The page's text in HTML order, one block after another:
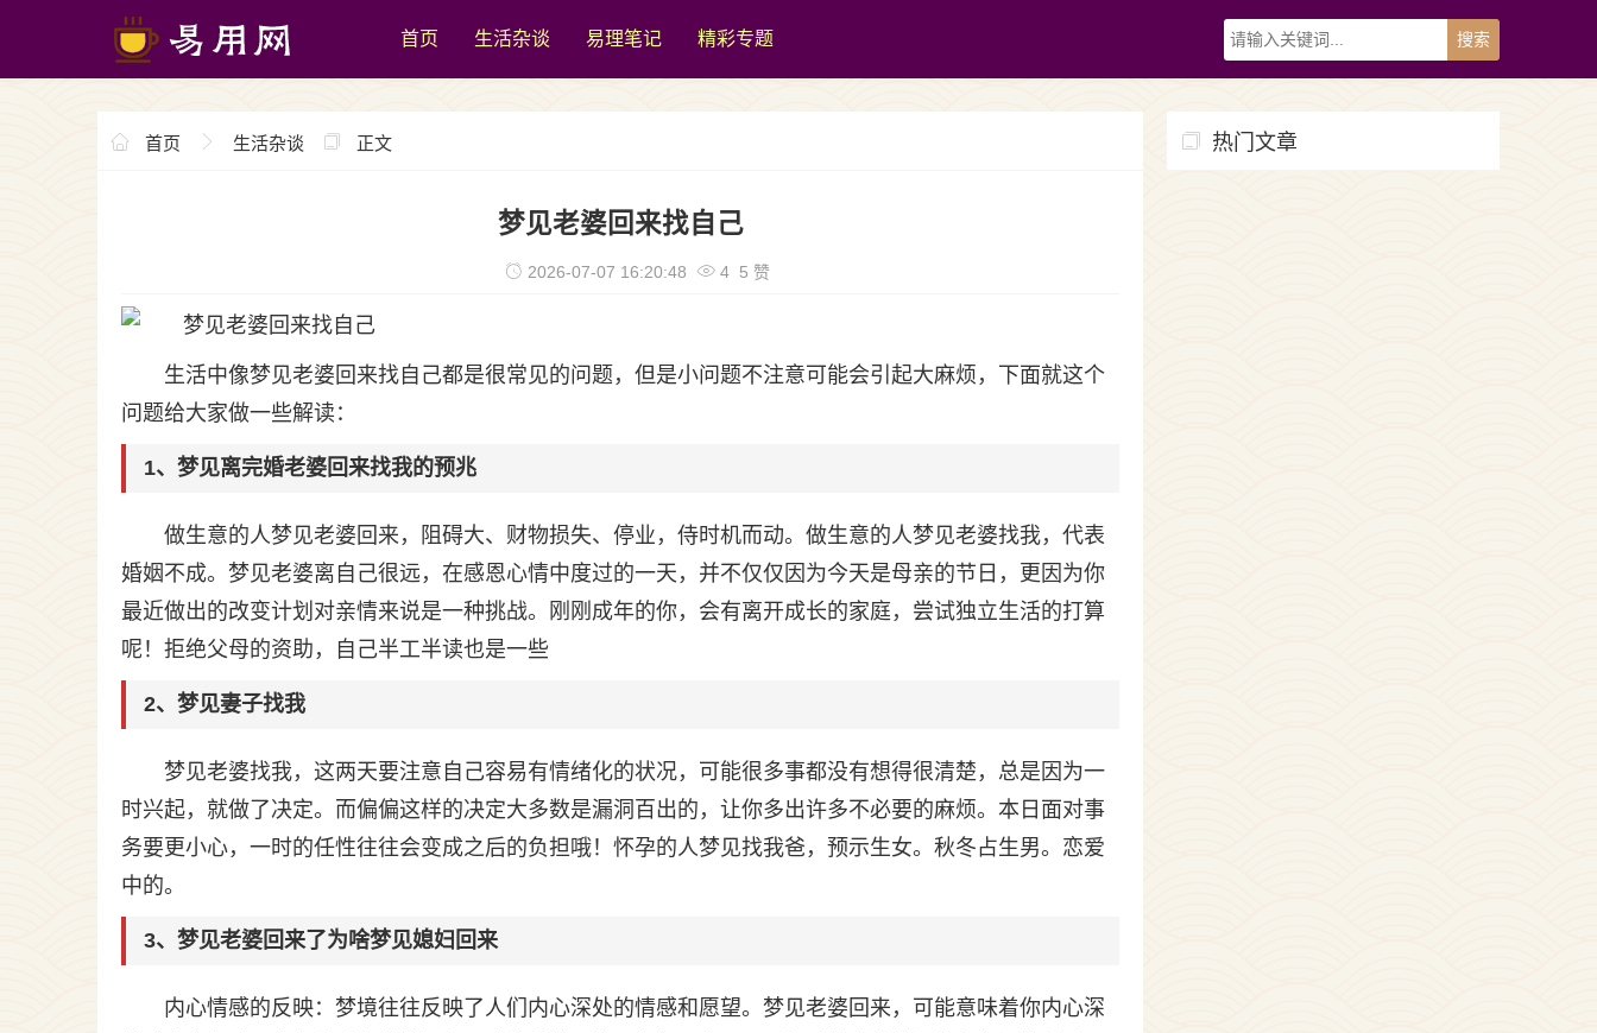
首页 生活杂谈 易理笔记 精彩专题
首页 生活杂谈 正文
梦见老婆回来找自己
2026-07-07 16:20:48 4 5 赞
生活中像梦见老婆回来找自己都是很常见的问题，但是小问题不注意可能会引起大麻烦，下面就这个
问题给大家做一些解读：
1、梦见离完婚老婆回来找我的预兆
做生意的人梦见老婆回来，阻碍大、财物损失、停业，侍时机而动。做生意的人梦见老婆找我，代表
婚姻不成。梦见老婆离自己很远，在感恩心情中度过的一天，并不仅仅因为今天是母亲的节日，更因为你
最近做出的改变计划对亲情来说是一种挑战。刚刚成年的你，会有离开成长的家庭，尝试独立生活的打算
呢！拒绝父母的资助，自己半工半读也是一些
2、梦见妻子找我
梦见老婆找我，这两天要注意自己容易有情绪化的状况，可能很多事都没有想得很清楚，总是因为一
时兴起，就做了决定。而偏偏这样的决定大多数是漏洞百出的，让你多出许多不必要的麻烦。本日面对事
务要更小心，一时的任性往往会变成之后的负担哦！怀孕的人梦见找我爸，预示生女。秋冬占生男。恋爱
中的。
3、梦见老婆回来了为啥梦见媳妇回来
内心情感的反映：梦境往往反映了人们内心深处的情感和愿望。梦见老婆回来，可能意味着你内心深
热门文章